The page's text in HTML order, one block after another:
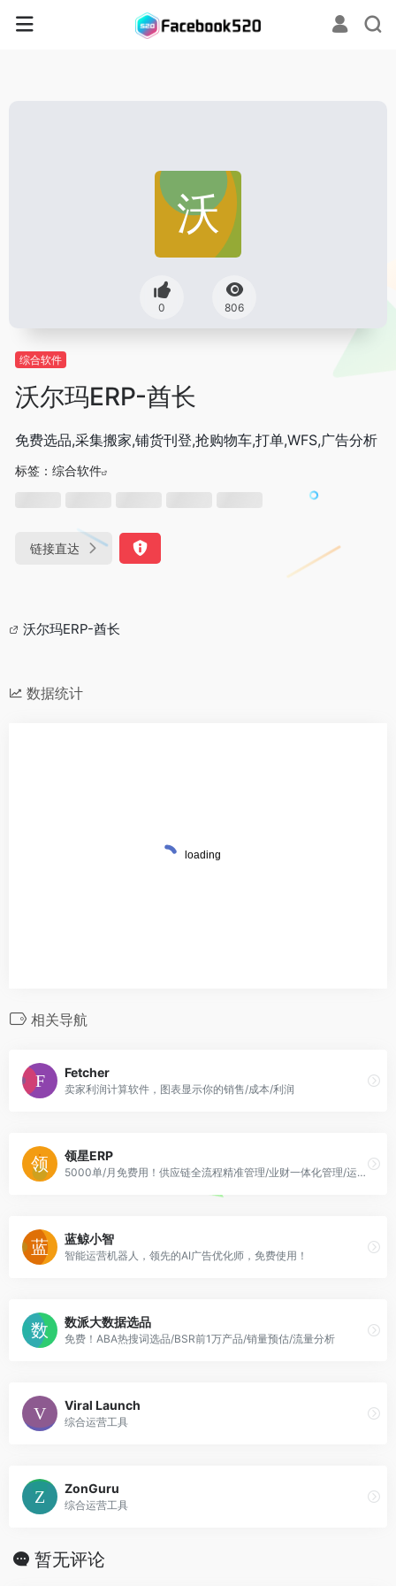
0 806
综合软件
沃尔玛ERP-酋长
免费选品,采集搬家,铺货刊登,抢购物车,打单,WFS,广告分析
标签： 综合软件
链接直达
沃尔玛ERP-酋长
数据统计
相关导航
Fetcher
卖家利润计算软件，图表显示你的销售/成本/利润
领星ERP
5000单/月免费用！供应链全流程精准管理/业财一体化管理/运营高效管理
蓝鲸小智
智能运营机器人，领先的AI广告优化师，免费使用！
数派大数据选品
免费！ABA热搜词选品/BSR前1万产品/销量预估/流量分析
Viral Launch
综合运营工具
ZonGuru
综合运营工具
暂无评论